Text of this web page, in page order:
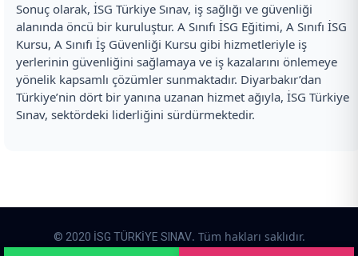
Sonuç olarak, İSG Türkiye Sınav, iş sağlığı ve güvenliği
alanında öncü bir kuruluştur. A Sınıfı İSG Eğitimi, A Sınıfı İSG
Kursu, A Sınıfı İş Güvenliği Kursu gibi hizmetleriyle iş
yerlerinin güvenliğini sağlamaya ve iş kazalarını önlemeye
yönelik kapsamlı çözümler sunmaktadır. Diyarbakır’dan
Türkiye’nin dört bir yanına uzanan hizmet ağıyla, İSG Türkiye
Sınav, sektördeki liderliğini sürdürmektedir.
© 2020 İSG TÜRKİYE SINAV. Tüm hakları saklıdır.